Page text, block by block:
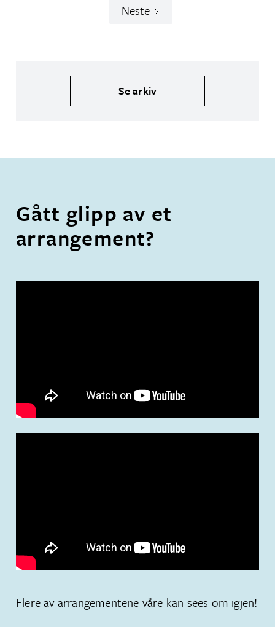
Neste
Se arkiv
Gått glipp av et
arrangement?
Flere av arrangementene våre kan sees om igjen!